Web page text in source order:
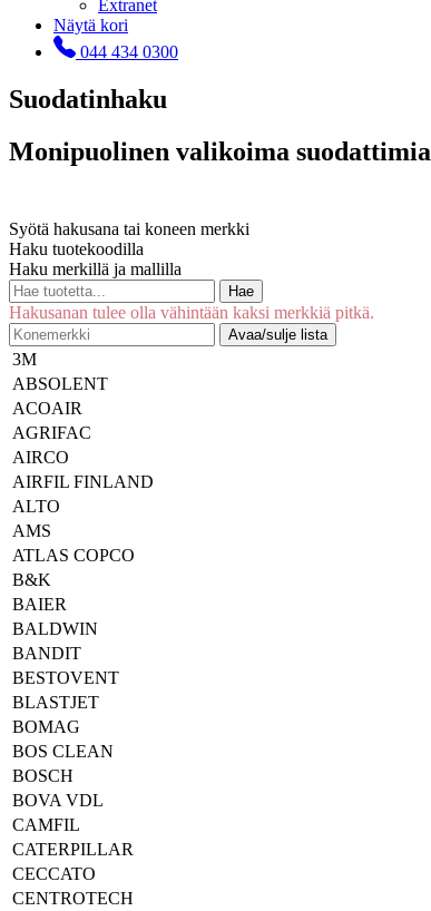
Extranet
Näytä kori
044 434 0300
Suodatinhaku
Monipuolinen valikoima suodattimia
Syötä hakusana tai koneen merkki
Haku tuotekoodilla
Haku merkillä ja mallilla
Hae
Hakusanan tulee olla vähintään kaksi merkkiä pitkä.
Avaa/sulje lista
3M
ABSOLENT
ACOAIR
AGRIFAC
AIRCO
AIRFIL FINLAND
ALTO
AMS
ATLAS COPCO
B&K
BAIER
BALDWIN
BANDIT
BESTOVENT
BLASTJET
BOMAG
BOS CLEAN
BOSCH
BOVA VDL
CAMFIL
CATERPILLAR
CECCATO
CENTROTECH